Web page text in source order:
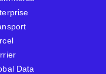
Data